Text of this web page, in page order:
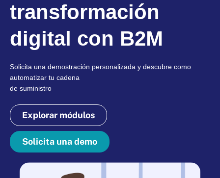
transformación
digital con B2M
Solicita una demostración personalizada y descubre como
automatizar tu cadena
de suministro
Explorar módulos
Solicita una demo